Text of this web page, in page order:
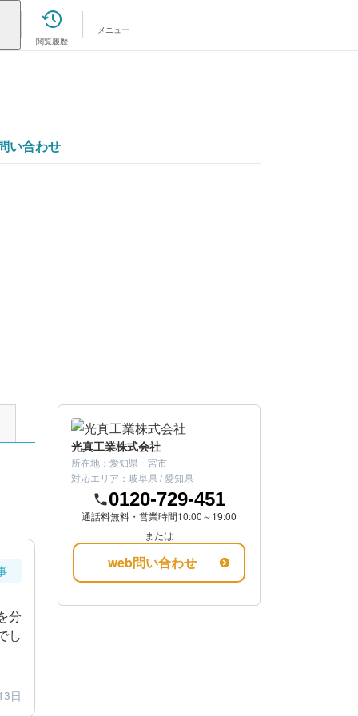
閲覧履歴
メニュー
い合わせ
分
し
日
光真工業株式会社
所在地： 愛知県一宮市
対応エリア： 岐阜県 / 愛知県
0120-729-451
通話料無料・営業時間10:00～19:00
または
web問い合わせ